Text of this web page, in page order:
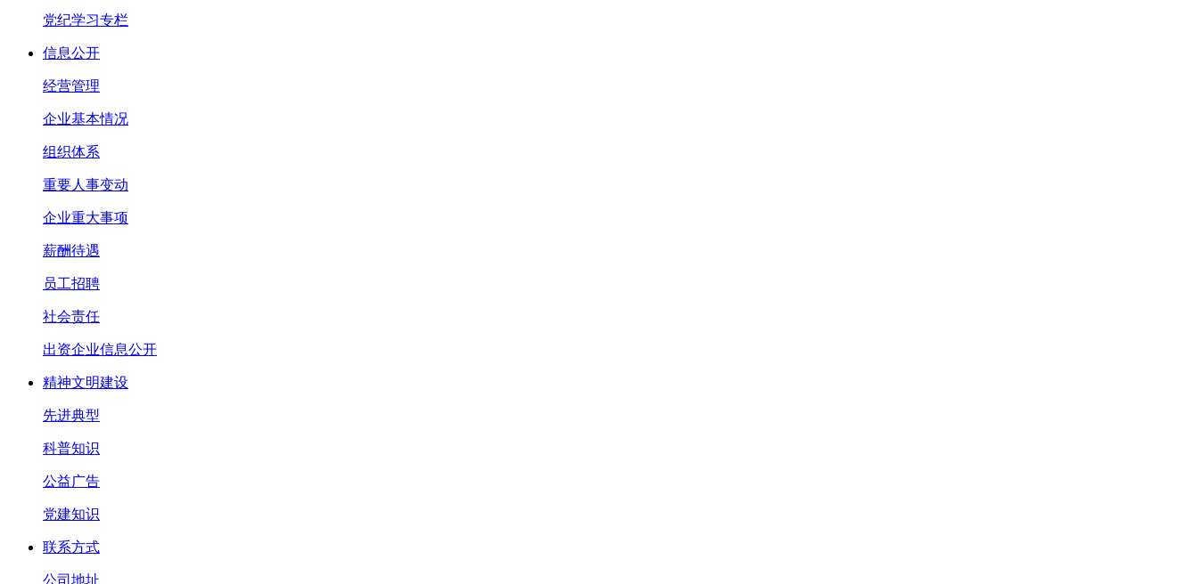
党纪学习专栏
信息公开
经营管理
企业基本情况
组织体系
重要人事变动
企业重大事项
薪酬待遇
员工招聘
社会责任
出资企业信息公开
精神文明建设
先进典型
科普知识
公益广告
党建知识
联系方式
公司地址